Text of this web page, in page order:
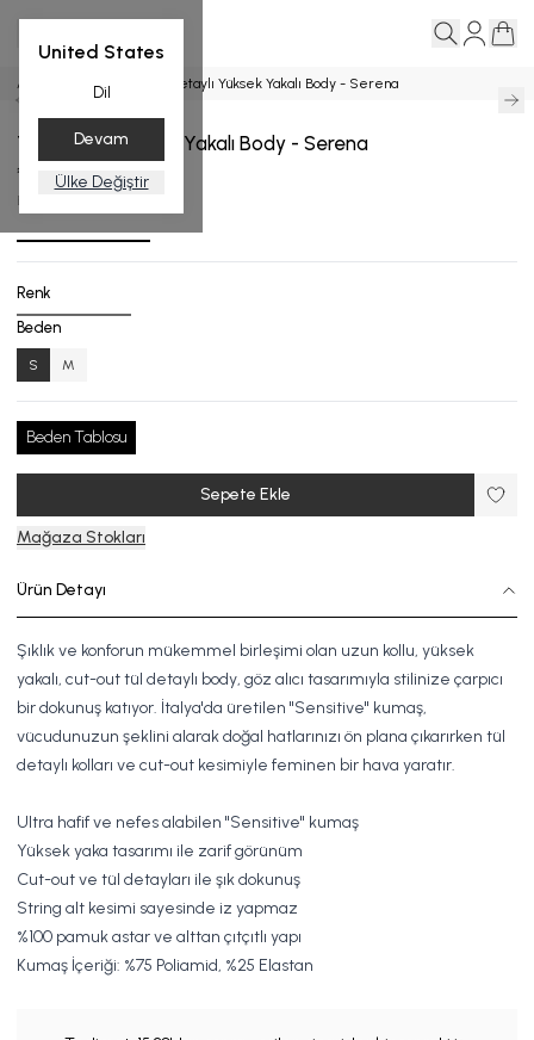
United States
Dil
Devam
Ülke Değiştir
Ana Sayfa Body Tül Detaylı Yüksek Yakalı Body - Serena
Tül Detaylı Yüksek Yakalı Body - Serena
₺ 6,499.00
BD.9004-25_R115_S
Renk
Beden
S M
Beden Tablosu
Sepete Ekle
Mağaza Stokları
Ürün Detayı
Şıklık ve konforun mükemmel birleşimi olan uzun kollu, yüksek
yakalı, cut-out tül detaylı body, göz alıcı tasarımıyla stilinize çarpıcı
bir dokunuş katıyor. İtalya'da üretilen "Sensitive" kumaş,
vücudunuzun şeklini alarak doğal hatlarınızı ön plana çıkarırken tül
detaylı kolları ve cut-out kesimiyle feminen bir hava yaratır.
Ultra hafif ve nefes alabilen "Sensitive" kumaş
Yüksek yaka tasarımı ile zarif görünüm
Cut-out ve tül detayları ile şık dokunuş
String alt kesimi sayesinde iz yapmaz
%100 pamuk astar ve alttan çıtçıtlı yapı
Kumaş İçeriği: %75 Poliamid, %25 Elastan